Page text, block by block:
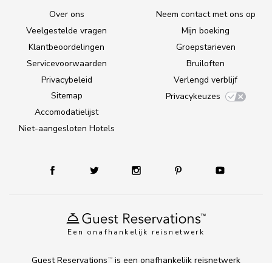
Een onafhankelijk reisnetwerk
Over ons
Veelgestelde vragen
Klantbeoordelingen
Servicevoorwaarden
Privacybeleid
Sitemap
Accomodatielijst
Niet-aangesloten Hotels
Neem contact met ons op
Mijn boeking
Groepstarieven
Bruiloften
Verlengd verblijf
Privacykeuzes
Guest Reservations TM is een onafhankelijk reisnetwerk